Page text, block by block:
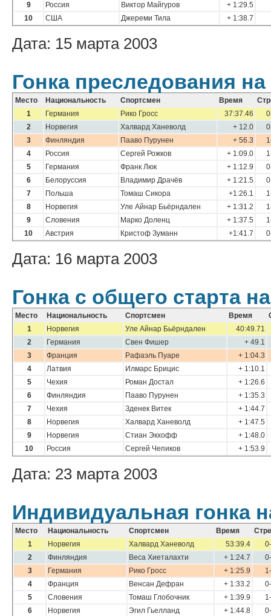
9
Россия Виктор Майгуров
+ 1:29.5
10
США Джереми Тила + 1:38.7
Дата: 15 марта 2003
Гонка преследования на
Место Национальность Спортсмен Время
1
Германия Рико Гросс 37:37.46
2
Норвегия Халвард Ханеволд + 12.0
3
Финляндия Пааво Пурунен + 56.3
4
Россия Сергей Рожков + 1:09.0
5
Германия Франк Люк + 1:12.9
6
Белоруссия Владимир Драчёв + 1:21.5
7
Польша Томаш Сикора +1:26.1
8
Норвегия Уле Айнар Бьёрндален + 1:31.2
9
Словения Марко Доленц + 1:37.5
10
Австрия Кристоф Зуманн +1:41.7
Дата: 16 марта 2003
Гонка с общего старта
Место Национальность Спортсмен Время
1
Норвегия Уле Айнар Бьёрндален
40:49.71
2
Германия Свен Фишер
+ 49.1
3
Франция Рафаэль Пуаре
+ 1:04.3
4
Латвия Илмарс Брицис
+ 1:10.1
5
Чехия Роман Достал
+ 1:26.6
6
Финляндия Пааво Пурунен
+ 1:35.3
7
Чехия Зденек Витек
+ 1:44.7
8
Норвегия Халвард Ханеволд
+ 1:47.5
9
Норвегия Стиан Экхофф
+ 1:48.0
10
Россия Сергей Чепиков + 1:53.9
Дата: 23 марта 2003
Индивидуальная гонка
Место Национальность Спортсмен Время
1
Норвегия Халвард Ханеволд 53:39.4
2
Финляндия Веса Хиеталахти + 1:24.7
3
Германия Рико Гросс + 1:25.9
4
Франция Венсан Дефран + 1:33.2
5
Словения Томаш Глобочник + 1:39.9
6
Норвегия Эгил Гьелланд + 1:44.8